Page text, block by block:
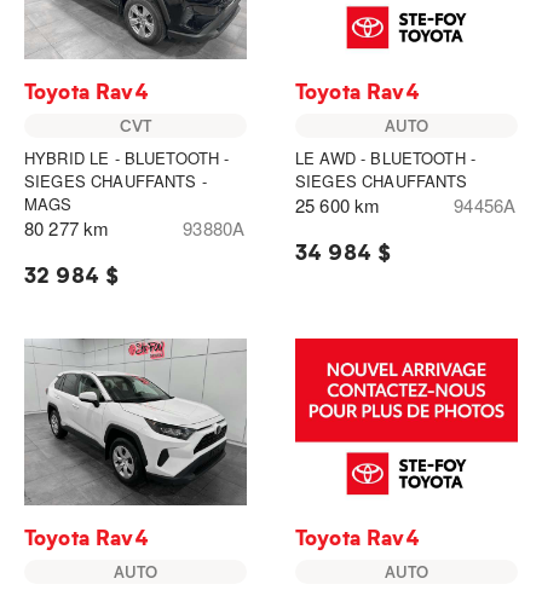
Toyota Rav4
CVT
HYBRID LE - BLUETOOTH -
SIEGES CHAUFFANTS -
MAGS
80 277 km 93880A
32 984 $
Toyota Rav4
AUTO
LE AWD - BLUETOOTH -
SIEGES CHAUFFANTS
25 600 km 94456A
34 984 $
Toyota Rav4
AUTO
Toyota Rav4
AUTO